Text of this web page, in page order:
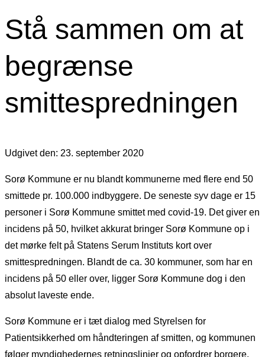
Stå sammen om at
begrænse
smittespredningen
Udgivet den: 23. september 2020
Sorø Kommune er nu blandt kommunerne med flere end 50
smittede pr. 100.000 indbyggere. De seneste syv dage er 15
personer i Sorø Kommune smittet med covid-19. Det giver en
incidens på 50, hvilket akkurat bringer Sorø Kommune op i
det mørke felt på Statens Serum Instituts kort over
smittespredningen. Blandt de ca. 30 kommuner, som har en
incidens på 50 eller over, ligger Sorø Kommune dog i den
absolut laveste ende.
Sorø Kommune er i tæt dialog med Styrelsen for
Patientsikkerhed om håndteringen af smitten, og kommunen
følger myndighedernes retningslinjer og opfordrer borgere,